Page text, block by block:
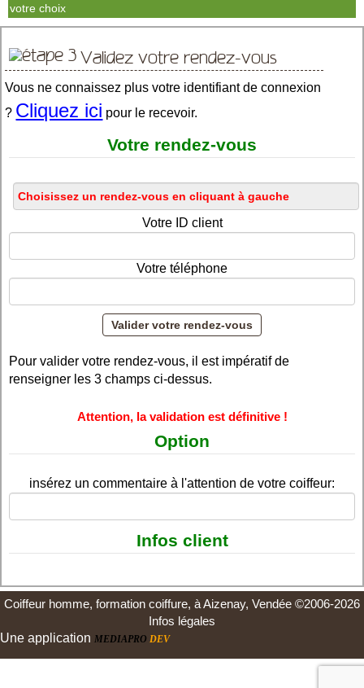
votre choix
Validez votre rendez-vous
Vous ne connaissez plus votre identifiant de connexion
? Cliquez ici pour le recevoir.
Votre rendez-vous
Votre ID client
Votre téléphone
Pour valider votre rendez-vous, il est impératif de
renseigner les 3 champs ci-dessus.
Attention, la validation est définitive !
Option
insérez un commentaire à l'attention de votre coiffeur:
Infos client
Coiffeur homme, formation coiffure, à Aizenay, Vendée ©2006-2026
Infos légales
Une application MEDIAPRO DEV